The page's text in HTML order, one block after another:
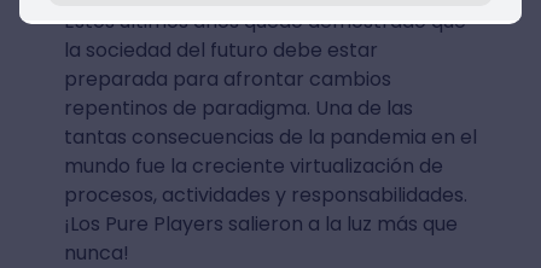
Estos últimos años quedó demostrado que
la sociedad del futuro debe estar
preparada para afrontar cambios
repentinos de paradigma. Una de las
tantas consecuencias de la pandemia en el
mundo fue la creciente virtualización de
procesos, actividades y responsabilidades.
¡Los Pure Players salieron a la luz más que
nunca!